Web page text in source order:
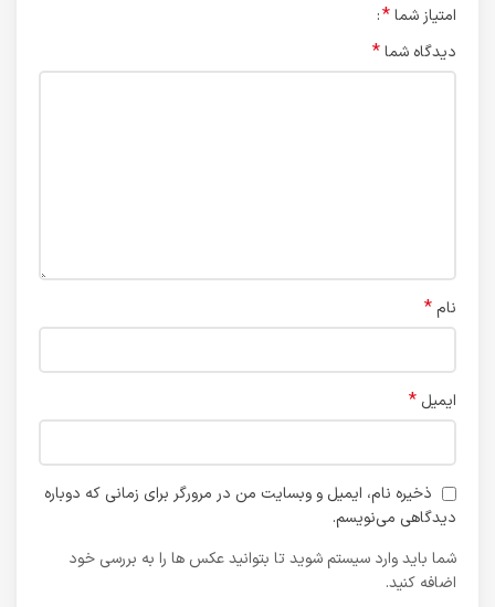
امتیاز شما*
دیدگاه شما*
نام *
ایمیل *
ذخیره نام، ایمیل و وبسایت من در مرورگر برای زمانی که دوباره
دیدگاهی می‌نویسم.
شما باید وارد سیستم شوید تا بتوانید عکس ها را به بررسی خود
اضافه کنید.